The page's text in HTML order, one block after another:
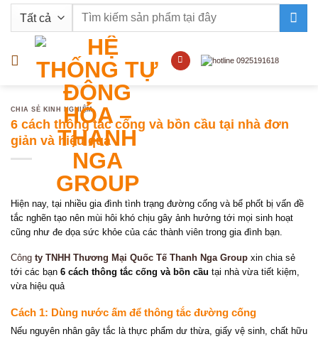
nội
Tìm
CHIA SẺ KINH NGHIỆM
6 cách thông tắc cống và bồn cầu tại nhà đơn
giản và hiệu quả
Hiện nay, tại nhiều gia đình tình trạng đường cống và bể phốt bị vấn đề
tắc nghẽn tạo nên mùi hôi khó chịu gây ảnh hưởng tới mọi sinh hoạt
cũng như đe dọa sức khỏe của các thành viên trong gia đình bạn.
Công ty TNHH Thương Mại Quốc Tế Thanh Nga Group xin chia sẻ
tới các bạn 6 cách thông tắc cống và bồn cầu tại nhà vừa tiết kiệm,
vừa hiệu quả
Cách 1: Dùng nước ấm để thông tắc đường cống
Nếu nguyên nhân gây tắc là thực phẩm dư thừa, giấy vệ sinh, chất hữu